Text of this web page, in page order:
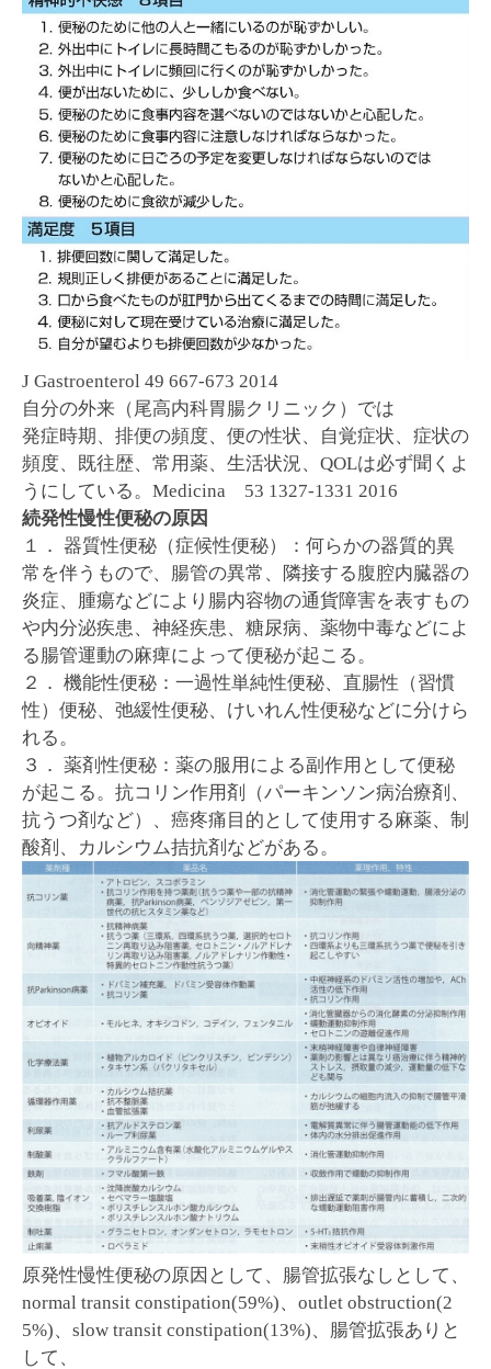
J Gastroenterol 49 667-673 2014
自分の外来（尾高内科胃腸クリニック）では
発症時期、排便の頻度、便の性状、自覚症状、症状の
頻度、既往歴、常用薬、生活状況、QOLは必ず聞くよ
うにしている。Medicina 53 1327-1331 2016
続発性慢性便秘の原因
１． 器質性便秘（症候性便秘）：何らかの器質的異
常を伴うもので、腸管の異常、隣接する腹腔内臓器の
炎症、腫瘍などにより腸内容物の通貨障害を表すもの
や内分泌疾患、神経疾患、糖尿病、薬物中毒などによ
る腸管運動の麻痺によって便秘が起こる。
２． 機能性便秘：一過性単純性便秘、直腸性（習慣
性）便秘、弛緩性便秘、けいれん性便秘などに分けら
れる。
３． 薬剤性便秘：薬の服用による副作用として便秘
が起こる。抗コリン作用剤（パーキンソン病治療剤、
抗うつ剤など）、癌疼痛目的として使用する麻薬、制
酸剤、カルシウム拮抗剤などがある。
原発性慢性便秘の原因として、腸管拡張なしとして、
normal transit constipation(59%)、outlet obstruction(2
5%)、slow transit constipation(13%)、腸管拡張ありと
して、